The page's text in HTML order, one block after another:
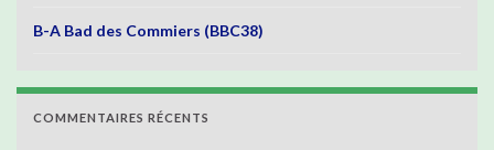
B-A Bad des Commiers (BBC38)
COMMENTAIRES RÉCENTS